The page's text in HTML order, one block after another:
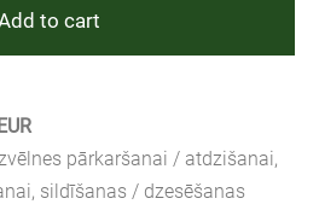
to cart
pārkaršanai / atdzišanai,
sildīšanas / dzesēšanas